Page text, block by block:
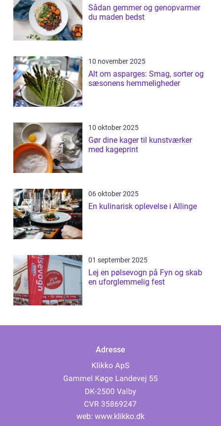
Sådan gemmer og genopvarmer
du maden bedst
10 november 2025
Alt om asparges: Smag, sorter og
sæsonens hemmeligheder
10 oktober 2025
Gør dine kager til kunstværker
med kageprint
06 oktober 2025
En kulinarisk oplevelse i Allinge
01 september 2025
Lej en pølsevogn på Fyn og skab
en uforglemmelig fest
Adresse
web: www.klikko.dk